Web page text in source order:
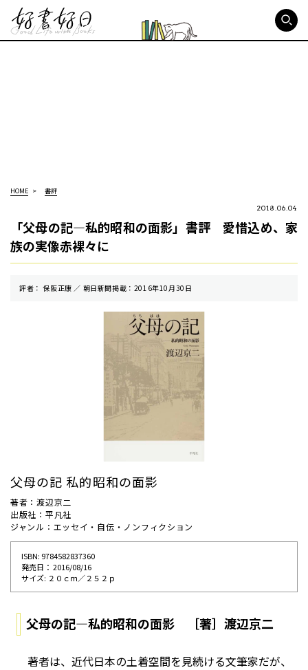
HOME 書評
2018.06.04
「父母の記―私的昭和の面影」書評 愛惜込め、家
族の実像赤裸々に
評者： 保阪正康 ／ 朝⽇新聞掲載：2016年10月30日
父母の記 私的昭和の面影
著者：渡辺京二
出版社：平凡社
ジャンル：エッセイ・自伝・ノンフィクション
ISBN: 9784582837360
発売⽇： 2016/08/16
サイズ: ２０ｃｍ／２５２ｐ
父母の記―私的昭和の面影 ［著］渡辺京二
著者は、近代日本の土着空間を見続ける文筆家だが、